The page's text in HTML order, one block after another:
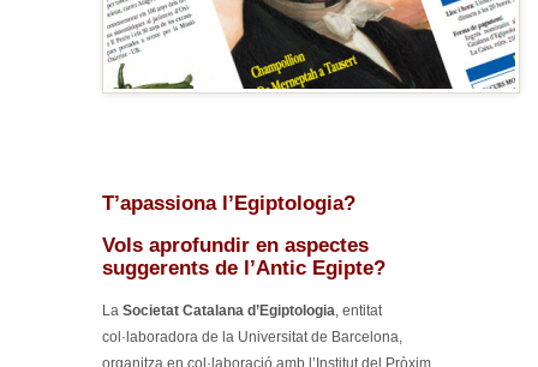
T’apassiona l’Egiptologia?
Vols aprofundir en aspectes
suggerents de l’Antic Egipte?
La Societat Catalana d’Egiptologia, entitat
col·laboradora de la Universitat de Barcelona,
organitza en col·laboració amb l’Institut del Pròxim